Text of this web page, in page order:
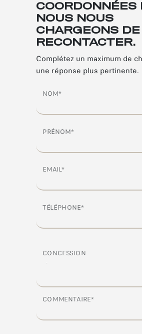
COORDONNÉES
NOUS NOUS
CHARGEONS DE
RECONTACTER.
Complétez un maximum de
une réponse plus pertinente.
NOM*
PRÉNOM*
EMAIL*
TÉLÉPHONE*
CONCESSION
COMMENTAIRE*